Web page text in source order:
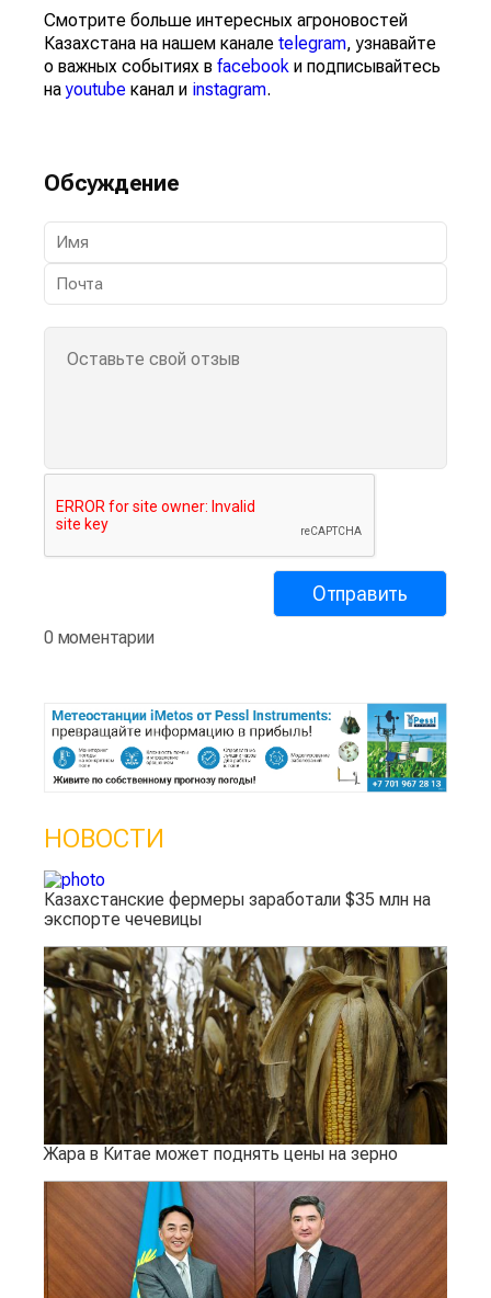
Смотрите больше интересных агроновостей
Казахстана на нашем канале telegram, узнавайте
о важных событиях в facebook и подписывайтесь
наyoutube канал и instagram.
Обсуждение
0 моментарии
НОВОСТИ
Казахстанские фермеры заработали $35 млн на
экспорте чечевицы
Жара в Китае может поднять цены на зерно